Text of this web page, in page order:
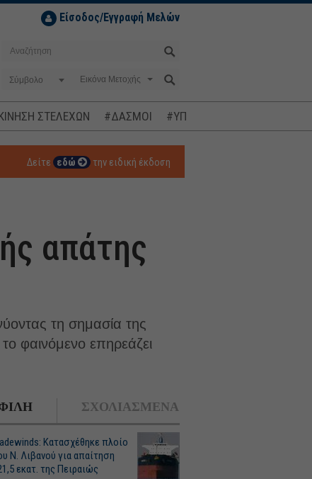
Είσοδος/Εγγραφή Μελών
Σύμβολο
ΣΤΕΛΕΧΩΝ #ΔΑΣΜΟΙ #ΥΠΟΚΛΟΠΕΣ
Δείτε εδώ την ειδική έκδοση
απάτης
τη σημασία της
φαινόμενο επηρεάζει
ΣΧΟΛΙΑΣΜΕΝΑ
Κατασχέθηκε πλοίο
Ν. Λιβανού για απαίτηση
εκατ. της Πειραιώς